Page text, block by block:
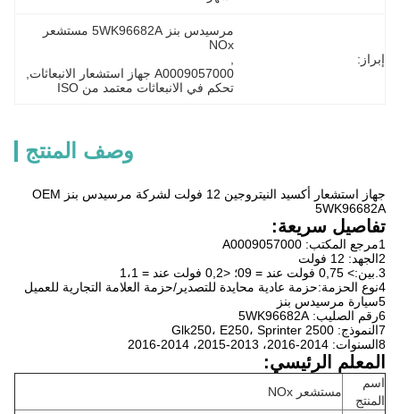
إبراز:
NOx
A0009057000 جهاز استشعار الانبعاثات
تحكم في الانبعاثات معتمد من ISO
وصف المنتج
جهاز استشعار أكسيد النيتروجين 12 فولت لشركة مرسيدس بنز OEM
5WK96682A
تفاصيل سريعة:
1مرجع المكتب: A0009057000
2الجهد: 12 فولت
3.بين:> 0,75 فولت عند = 09؛ <0,2 فولت عند = 1،1
4نوع الحزمة:حزمة عادية محايدة للتصدير/حزمة العلامة التجارية للعميل
5سيارة مرسيدس بنز
6رقم الصليب: 5WK96682A
7النموذج: Glk250، E250، Sprinter 2500
8السنوات: 2014-2016، 2013-2015، 2014-2016
المعلم الرئيسي:
اسم
المنتج
مستشعر NOx